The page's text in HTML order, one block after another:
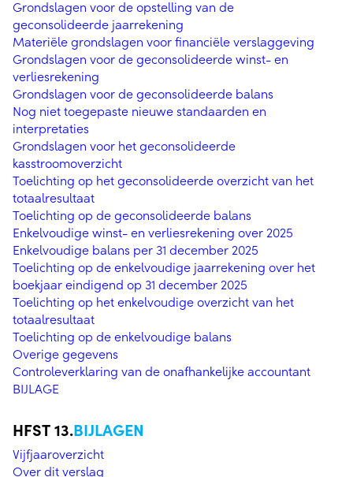
Grondslagen voor de opstelling van de
geconsolideerde jaarrekening
Materiële grondslagen voor financiële verslaggeving
Grondslagen voor de geconsolideerde winst- en
verliesrekening
Grondslagen voor de geconsolideerde balans
Nog niet toegepaste nieuwe standaarden en
interpretaties
Grondslagen voor het geconsolideerde
kasstroomoverzicht
Toelichting op het geconsolideerde overzicht van het
totaalresultaat
Toelichting op de geconsolideerde balans
Enkelvoudige winst- en verliesrekening over 2025
Enkelvoudige balans per 31 december 2025
Toelichting op de enkelvoudige jaarrekening over het
boekjaar eindigend op 31 december 2025
Toelichting op het enkelvoudige overzicht van het
totaalresultaat
Toelichting op de enkelvoudige balans
Overige gegevens
Controleverklaring van de onafhankelijke accountant
BIJLAGE
BIJLAGEN
Vijfjaaroverzicht
Over dit verslag